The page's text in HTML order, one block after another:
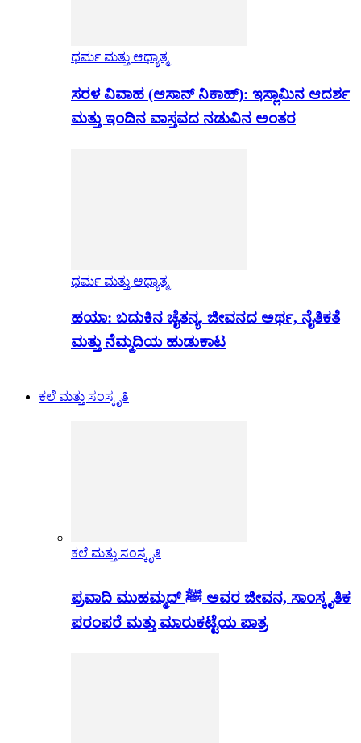
ಧರ್ಮ ಮತ್ತು ಆಧ್ಯಾತ್ಮ
ಸರಳ ವಿವಾಹ (ಆಸಾನ್ ನಿಕಾಹ್): ಇಸ್ಲಾಮಿನ ಆದರ್ಶ
ಮತ್ತು ಇಂದಿನ ವಾಸ್ತವದ ನಡುವಿನ ಅಂತರ
ಧರ್ಮ ಮತ್ತು ಆಧ್ಯಾತ್ಮ
ಹಯಾ: ಬದುಕಿನ ಚೈತನ್ಯ. ಜೀವನದ ಅರ್ಥ, ನೈತಿಕತೆ
ಮತ್ತು ನೆಮ್ಮದಿಯ ಹುಡುಕಾಟ
ಕಲೆ ಮತ್ತು ಸಂಸ್ಕೃತಿ
ಕಲೆ ಮತ್ತು ಸಂಸ್ಕೃತಿ
ಪ್ರವಾದಿ ಮುಹಮ್ಮದ್ ﷺ ಅವರ ಜೀವನ, ಸಾಂಸ್ಕೃತಿಕ
ಪರಂಪರೆ ಮತ್ತು ಮಾರುಕಟ್ಟೆಯ ಪಾತ್ರ